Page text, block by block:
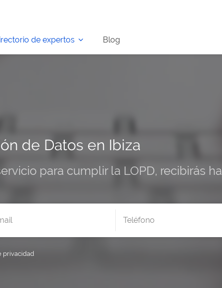
de expertos Blog
de Datos en Ibiza
para cumplir la LOPD, recibirás
privacidad